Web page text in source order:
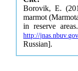
Borovik, E.
marmot
in reserve areas.
http://
Russian].